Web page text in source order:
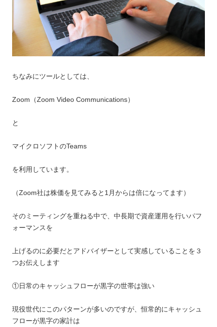
ちなみにツールとしては、
Zoom（Zoom Video Communications）
と
マイクロソフトのTeams
を利用しています。
（Zoom社は株価を見てみると1月からは倍になってます）
そのミーティングを重ねる中で、中長期で資産運用を行いパフ
ォーマンスを
上げるのに必要だとアドバイザーとして実感していることを３
つお伝えします
①日常のキャッシュフローが黒字の世帯は強い
現役世代にこのパターンが多いのですが、恒常的にキャッシュ
フローが黒字の家計は